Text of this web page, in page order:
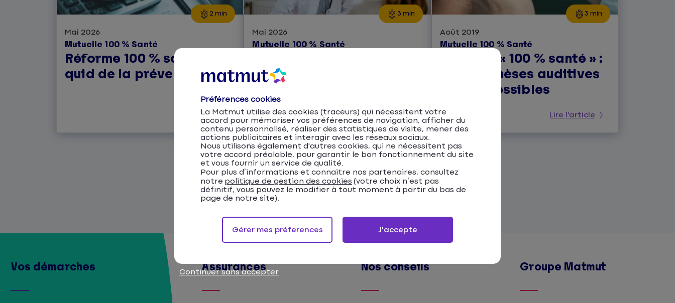
2 min
Mai 2026
Mutuelle 100 % Santé
Réforme 100 % santé :
quid de la prévention ?
Lire l'article
3 min
Mai 2026
Mutuelle 100 % Santé
100 % santé ?
Lire l'article
3 min
Août 2019
Mutuelle 100 % Santé
Réforme « 100 % santé » :
des prothèses auditives
plus accessibles
Lire l'article
Vos démarches Assurances Nos conseils Groupe Matmut
Préférences cookies
La Matmut utilise des cookies (traceurs) qui nécessitent votre
accord pour mémoriser vos préférences de navigation, afficher du
contenu personnalisé, réaliser des statistiques de visite, mener des
actions publicitaires et interagir avec les réseaux sociaux.
Nous utilisons également d'autres cookies, qui ne nécessitent pas
votre accord préalable, pour garantir le bon fonctionnement du site
et vous fournir un service de qualité.
Pour plus d’informations et connaitre nos partenaires, consultez
notre politique de gestion des cookies (votre choix n’est pas
définitif, vous pouvez le modifier à tout moment à partir du bas de
page de notre site).
Continuer sans accepter
Gérer mes préferences J'accepte